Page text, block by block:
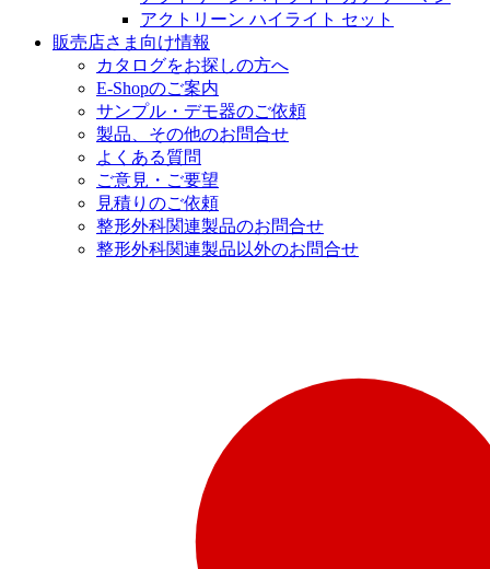
アクトリーン ハイライト セット
販売店さま向け情報
カタログをお探しの方へ
E-Shopのご案内
サンプル・デモ器のご依頼
製品、その他のお問合せ
よくある質問
ご意見・ご要望
見積りのご依頼
整形外科関連製品のお問合せ
整形外科関連製品以外のお問合せ